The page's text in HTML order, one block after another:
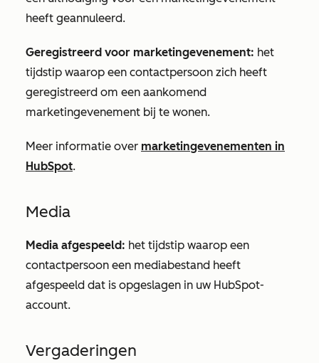
heeft geannuleerd.
Geregistreerd voor marketingevenement: het
tijdstip waarop een contactpersoon zich heeft
geregistreerd om een aankomend
marketingevenement bij te wonen.
Meer informatie over marketingevenementen in
HubSpot.
Media
Media afgespeeld: het tijdstip waarop een
contactpersoon een mediabestand heeft
afgespeeld dat is opgeslagen in uw HubSpot-
account.
Vergaderingen